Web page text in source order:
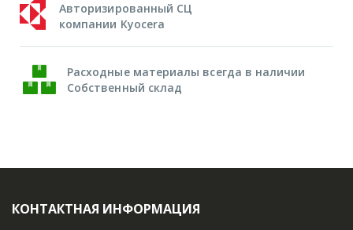
Авторизированный СЦ
компании Kyocera
Расходные материалы всегда в наличии
Собственный склад
КОНТАКТНАЯ ИНФОРМАЦИЯ